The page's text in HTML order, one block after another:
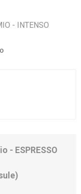
- INTENSO
- ESPRESSO